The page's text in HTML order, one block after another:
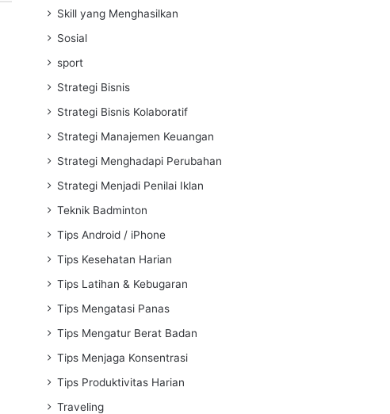
Skill yang Menghasilkan
Sosial
sport
Strategi Bisnis
Strategi Bisnis Kolaboratif
Strategi Manajemen Keuangan
Strategi Menghadapi Perubahan
Strategi Menjadi Penilai Iklan
Teknik Badminton
Tips Android / iPhone
Tips Kesehatan Harian
Tips Latihan & Kebugaran
Tips Mengatasi Panas
Tips Mengatur Berat Badan
Tips Menjaga Konsentrasi
Tips Produktivitas Harian
Traveling